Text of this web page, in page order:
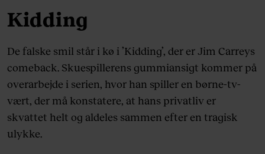
Kidding
De falske smil står i kø i ’Kidding’, der er Jim Carreys
comeback. Skuespillerens gummiansigt kommer på
overarbejde i serien, hvor han spiller en børne-tv-
vært, der må konstatere, at hans privatliv er
skvattet helt og aldeles sammen efter en tragisk
ulykke.